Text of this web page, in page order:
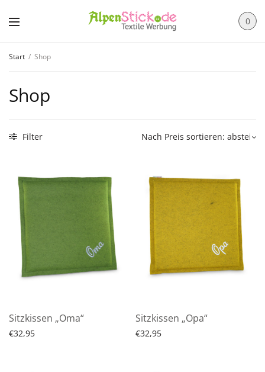
0
Start / Shop
Shop
Filter
Sitzkissen „Oma“
€32,95
Sitzkissen „Opa“
€32,95